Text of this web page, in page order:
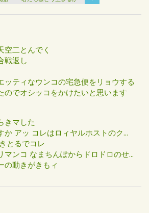
空二とんでく
戦返し
ッティなウンコの宅急便をリョウする
のでオシッコをかけたいと思います
きマした
か アッ コレはロィヤルホストのク...
とるでコレ
マンコ なまちんぽからドロドロのせ...
の動きがきもィ